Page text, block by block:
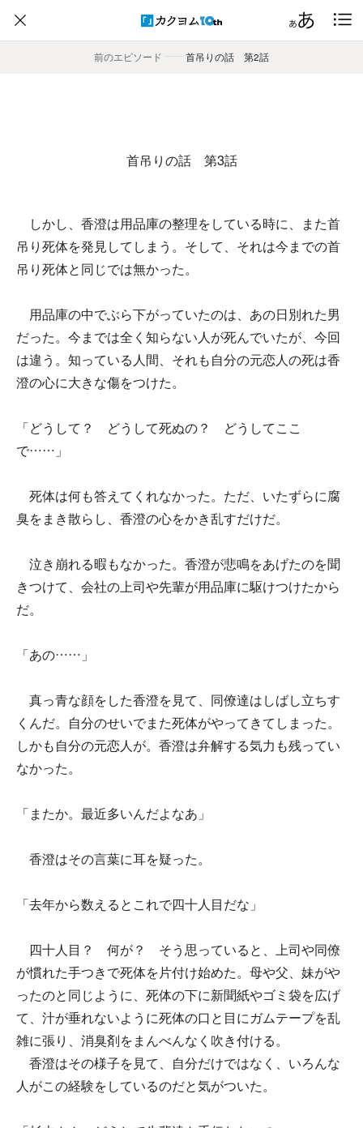
前のエピソード
―― 首吊りの話 第2話
首吊りの話 第3話
しかし、香澄は用品庫の整理をしている時に、また首
吊り死体を発見してしまう。そして、それは今までの首
吊り死体と同じでは無かった。
用品庫の中でぶら下がっていたのは、あの日別れた男
だった。今までは全く知らない人が死んでいたが、今回
は違う。知っている人間、それも自分の元恋人の死は香
澄の心に大きな傷をつけた。
「どうして？ どうして死ぬの？ どうしてここ
で……」
死体は何も答えてくれなかった。ただ、いたずらに腐
臭をまき散らし、香澄の心をかき乱すだけだ。
泣き崩れる暇もなかった。香澄が悲鳴をあげたのを聞
きつけて、会社の上司や先輩が用品庫に駆けつけたから
だ。
「あの……」
真っ青な顔をした香澄を見て、同僚達はしばし立ちす
くんだ。自分のせいでまた死体がやってきてしまった。
しかも自分の元恋人が。香澄は弁解する気力も残ってい
なかった。
「またか。最近多いんだよなあ」
香澄はその言葉に耳を疑った。
「去年から数えるとこれで四十人目だな」
四十人目？ 何が？ そう思っていると、上司や同僚
が慣れた手つきで死体を片付け始めた。母や父、妹がや
ったのと同じように、死体の下に新聞紙やゴミ袋を広げ
て、汁が垂れないように死体の口と目にガムテープを乱
雑に張り、消臭剤をまんべんなく吹き付ける。
香澄はその様子を見て、自分だけではなく、いろんな
人がこの経験をしているのだと気がついた。